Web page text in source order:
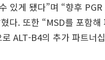
있게 됐다”며 “향후
다. 또한 “MSD를 포함
ALT-B4의 추가 파트너